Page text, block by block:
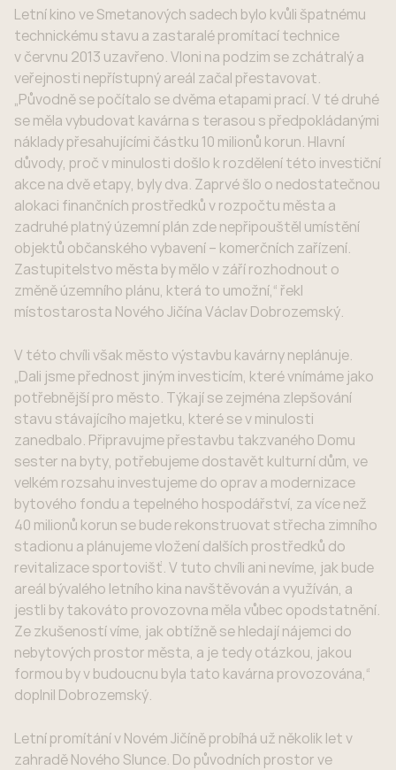
Letní kino ve Smetanových sadech bylo kvůli špatnému
technickému stavu a zastaralé promítací technice
v červnu 2013 uzavřeno. Vloni na podzim se zchátralý a
veřejnosti nepřístupný areál začal přestavovat.
„Původně se počítalo se dvěma etapami prací. V té druhé
se měla vybudovat kavárna s terasou s předpokládanými
náklady přesahujícími částku 10 milionů korun. Hlavní
důvody, proč v minulosti došlo k rozdělení této investiční
akce na dvě etapy, byly dva. Zaprvé šlo o nedostatečnou
alokaci finančních prostředků v rozpočtu města a
zadruhé platný územní plán zde nepřipouštěl umístění
objektů občanského vybavení – komerčních zařízení.
Zastupitelstvo města by mělo v září rozhodnout o
změně územního plánu, která to umožní,“ řekl
místostarosta Nového Jičína Václav Dobrozemský.
V této chvíli však město výstavbu kavárny neplánuje.
„Dali jsme přednost jiným investicím, které vnímáme jako
potřebnější pro město. Týkají se zejména zlepšování
stavu stávajícího majetku, které se v minulosti
zanedbalo. Připravujme přestavbu takzvaného Domu
sester na byty, potřebujeme dostavět kulturní dům, ve
velkém rozsahu investujeme do oprav a modernizace
bytového fondu a tepelného hospodářství, za více než
40 milionů korun se bude rekonstruovat střecha zimního
stadionu a plánujeme vložení dalších prostředků do
revitalizace sportovišť. V tuto chvíli ani nevíme, jak bude
areál bývalého letního kina navštěvován a využíván, a
jestli by takováto provozovna měla vůbec opodstatnění.
Ze zkušeností víme, jak obtížně se hledají nájemci do
nebytových prostor města, a je tedy otázkou, jakou
formou by v budoucnu byla tato kavárna provozována,“
doplnil Dobrozemský.
Letní promítání v Novém Jičíně probíhá už několik let v
zahradě Nového Slunce. Do původních prostor ve